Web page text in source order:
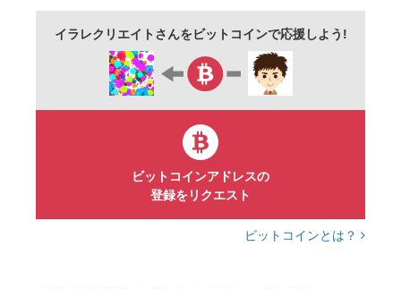
イラレクリエイトさんをビットコインで応援しよう!
ビットコインアドレスの
登録をリクエスト
ビットコインとは？